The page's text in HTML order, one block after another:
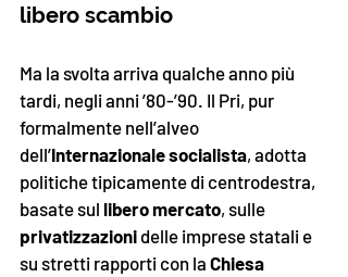
libero scambio
Ma la svolta arriva qualche anno più
tardi, negli anni ’80-’90. Il Pri, pur
formalmente nell’alveo
dell’Internazionale socialista, adotta
politiche tipicamente di centrodestra,
basate sul libero mercato, sulle
privatizzazioni delle imprese statali e
su stretti rapporti con la Chiesa